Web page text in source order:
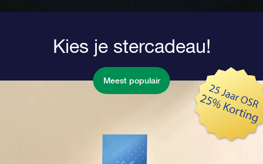
Kies je stercadeau!
Meest populair